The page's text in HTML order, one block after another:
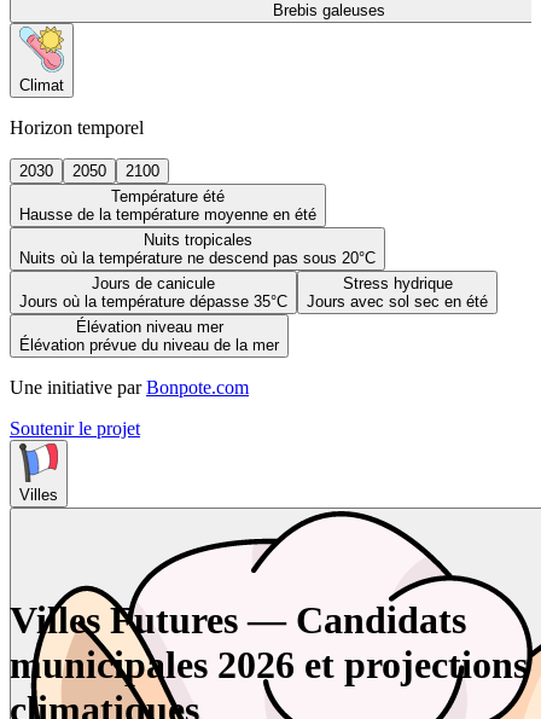
Brebis galeuses
Climat
Horizon temporel
2030 2050
2100
Température été
Hausse de la température moyenne en été
Nuits tropicales
Nuits où la température ne descend pas sous 20°C
Jours de canicule
Jours où la température dépasse 35°C
Stress hydrique
Jours avec sol sec en été
Élévation niveau mer
Élévation prévue du niveau de la mer
Une initiative par Bonpote.com
Soutenir le projet
Villes
Villes Futures — Candidats
municipales 2026 et projections
climatiques